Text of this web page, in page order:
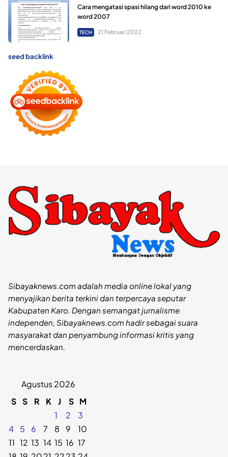
Cara mengatasi spasi hilang dari word 2010 ke
word 2007
TECH 21 Februari 2022
seed backlink
Sibayaknews.com adalah media online lokal yang
menyajikan berita terkini dan terpercaya seputar
Kabupaten Karo. Dengan semangat jurnalisme
independen, Sibayaknews.com hadir sebagai suara
masyarakat dan penyambung informasi kritis yang
mencerdaskan.
Agustus 2026
S S R K J S M
1
2
3
4
5 6 7 8 9
10
11 12 13 14 15 16 17